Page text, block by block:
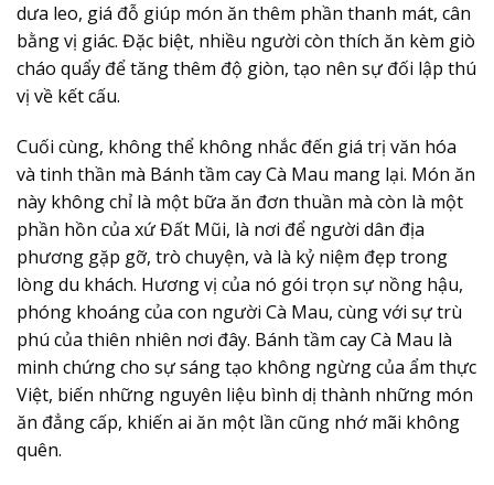
dưa leo, giá đỗ giúp món ăn thêm phần thanh mát, cân
bằng vị giác. Đặc biệt, nhiều người còn thích ăn kèm giò
cháo quẩy để tăng thêm độ giòn, tạo nên sự đối lập thú
vị về kết cấu.
Cuối cùng, không thể không nhắc đến giá trị văn hóa
và tinh thần mà Bánh tầm cay Cà Mau mang lại. Món ăn
này không chỉ là một bữa ăn đơn thuần mà còn là một
phần hồn của xứ Đất Mũi, là nơi để người dân địa
phương gặp gỡ, trò chuyện, và là kỷ niệm đẹp trong
lòng du khách. Hương vị của nó gói trọn sự nồng hậu,
phóng khoáng của con người Cà Mau, cùng với sự trù
phú của thiên nhiên nơi đây. Bánh tầm cay Cà Mau là
minh chứng cho sự sáng tạo không ngừng của ẩm thực
Việt, biến những nguyên liệu bình dị thành những món
ăn đẳng cấp, khiến ai ăn một lần cũng nhớ mãi không
quên.